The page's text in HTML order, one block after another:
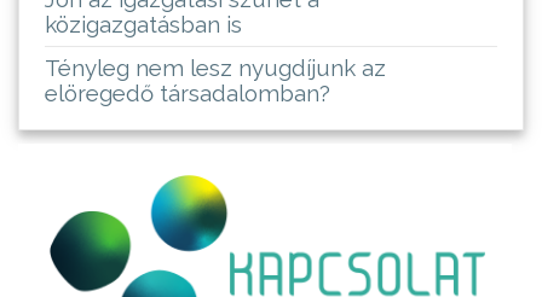
közigazgatásban is
Tényleg nem lesz nyugdíjunk az
elöregedő társadalomban?